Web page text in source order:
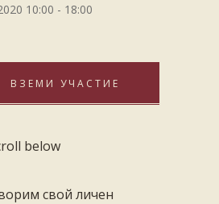
10:00 - 18:00
ВЗЕМИ УЧАСТИЕ
below
свой личен